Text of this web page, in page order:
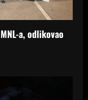
a, odlikovao